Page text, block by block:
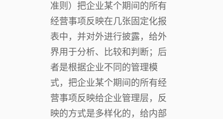
准则）把企业某个期间的所有
经营事项反映在几张固定化报
表中，并对外进行披露，给外
界用于分析、比较和判断；后
者是根据企业不同的管理模
式，把企业某个期间的所有经
营事项反映给企业管理层，反
映的方式是多样化的，给内部